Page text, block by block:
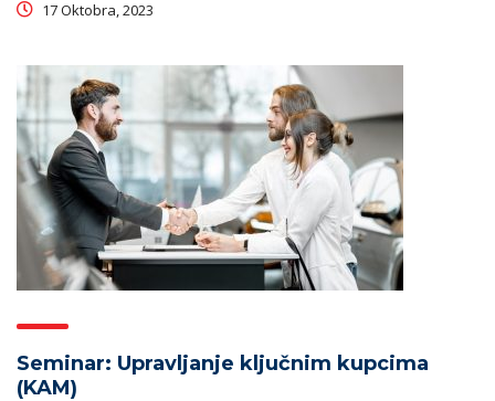
17 Oktobra, 2023
Seminar: Upravljanje ključnim kupcima
(KAM)